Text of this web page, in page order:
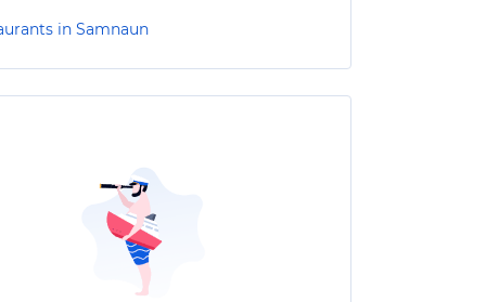
in Samnaun